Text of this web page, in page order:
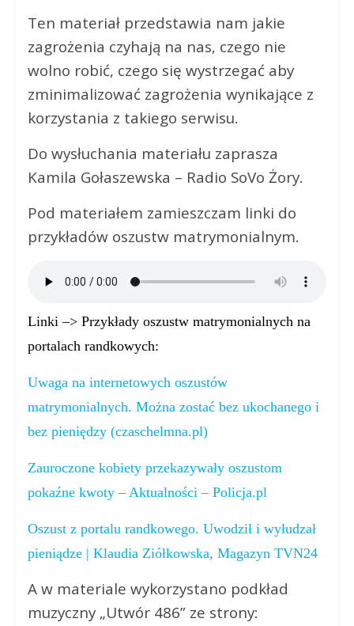
Ten materiał przedstawia nam jakie
zagrożenia czyhają na nas, czego nie
wolno robić, czego się wystrzegać aby
zminimalizować zagrożenia wynikające z
korzystania z takiego serwisu.
Do wysłuchania materiału zaprasza
Kamila Gołaszewska – Radio SoVo Żory.
Pod materiałem zamieszczam linki do
przykładów oszustw matrymonialnym.
Linki –> Przykłady oszustw matrymonialnych na
portalach randkowych:
Uwaga na internetowych oszustów
matrymonialnych. Można zostać bez ukochanego i
bez pieniędzy (czaschelmna.pl)
Zauroczone kobiety przekazywały oszustom
pokaźne kwoty – Aktualności – Policja.pl
Oszust z portalu randkowego. Uwodził i wyłudzał
pieniądze | Klaudia Ziółkowska, Magazyn TVN24
A w materiale wykorzystano podkład
muzyczny „Utwór 486” ze strony: